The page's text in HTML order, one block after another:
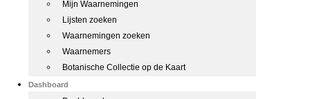
Mijn Waarnemingen
Lijsten zoeken
Waarnemingen zoeken
Waarnemers
Botanische Collectie op de Kaart
Dashboard